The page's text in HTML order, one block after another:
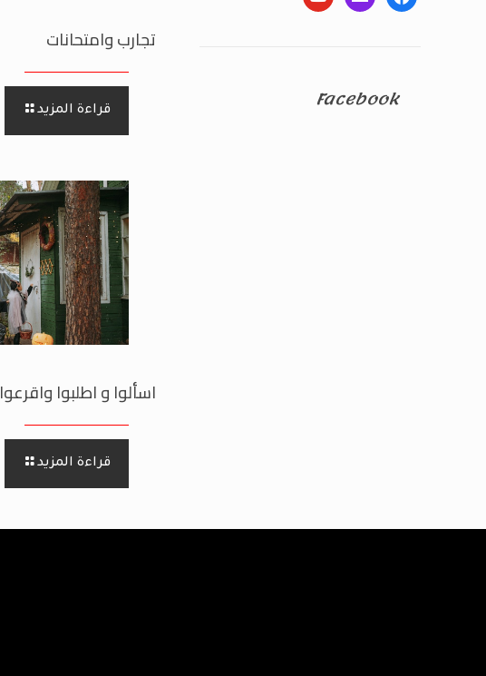
تجارب وامتحانات
قراءة المزيد
اسألوا و اطلبوا واقرعوا
قراءة المزيد
Facebook